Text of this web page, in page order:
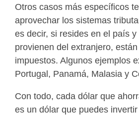
Otros casos más específicos
aprovechar los sistemas
es decir, si resides en el país
provienen del extranjero,
impuestos. Algunos ejemplos
Portugal, Panamá, Malasia y
Con todo, cada dólar que
es un dólar que puedes